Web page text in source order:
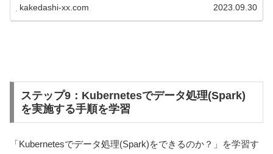
kakedashi-xx.com 2023.09.30
ステップ9：Kubernetesでデータ処理(Spark)
を実施する手順を学習
「Kubernetesでデータ処理(Spark)をできるのか？」を学習す